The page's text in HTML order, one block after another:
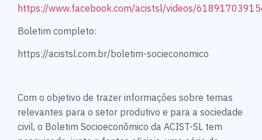
https://www.facebook.com/acistsl/videos/
Boletim completo:
https://acistsl.com.br/boletim-socieconomico
Com o objetivo de trazer informações sobre temas
relevantes para o setor produtivo e para a sociedade
civil, o Boletim Socioeconômico da ACIST-SL tem